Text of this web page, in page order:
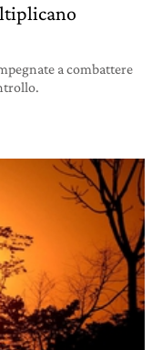
a combattere